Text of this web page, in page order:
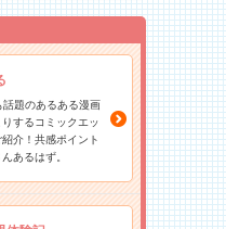
話題のあるある漫画
するコミックエッ
介！共感ポイント
あるはず。